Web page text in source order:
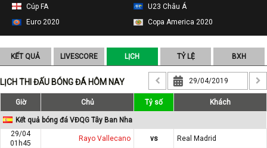
Cúp FA
U23 Châu Á
Euro 2020
Copa America 2020
KẾT QUẢ LIVESCORE LỊCH TỶ LỆ BXH
LỊCH THI ĐẤU BÓNG ĐÁ HÔM NAY
Giờ Chủ Tỷ số Khách
Kết quả bóng đá VĐQG Tây Ban Nha
29/04
01h45
Rayo Vallecano vs Real Madrid